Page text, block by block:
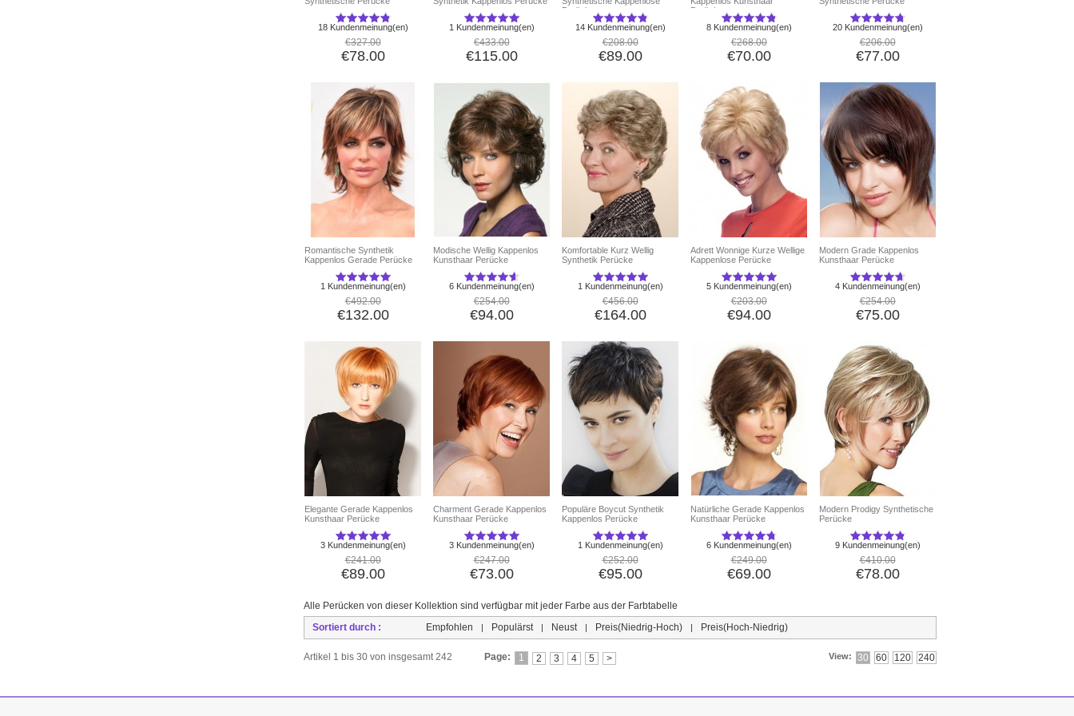
18 Kundenmeinung(en)
€327.00
€78.00
1 Kundenmeinung(en)
€433.00
€115.00
Perücke
14 Kundenmeinung(en)
€208.00
€89.00
Perücke
8 Kundenmeinung(en)
€268.00
€70.00
20 Kundenmeinung(en)
€206.00
€77.00
Romantische Synthetik
Kappenlos Gerade Perücke
1 Kundenmeinung(en)
€492.00
€132.00
Modische Wellig Kappenlos
Kunsthaar Perücke
6 Kundenmeinung(en)
€254.00
€94.00
Komfortable Kurz Wellig
Synthetik Perücke
1 Kundenmeinung(en)
€456.00
€164.00
Adrett Wonnige Kurze Wellige
Kappenlose Perücke
5 Kundenmeinung(en)
€203.00
€94.00
Modern Grade Kappenlos
Kunsthaar Perücke
4 Kundenmeinung(en)
€254.00
€75.00
Elegante Gerade Kappenlos
Kunsthaar Perücke
3 Kundenmeinung(en)
€241.00
€89.00
Charment Gerade Kappenlos
Kunsthaar Perücke
3 Kundenmeinung(en)
€247.00
€73.00
Populäre Boycut Synthetik
Kappenlos Perücke
1 Kundenmeinung(en)
€252.00
€95.00
Natürliche Gerade Kappenlos
Kunsthaar Perücke
6 Kundenmeinung(en)
€249.00
€69.00
Modern Prodigy Synthetische
Perücke
9 Kundenmeinung(en)
€410.00
€78.00
Alle Perücken von dieser Kollektion sind verfügbar mit jeder Farbe aus der Farbtabelle
Sortiert durch :
Empfohlen | Populärst | Neust | Preis(Niedrig-Hoch) | Preis(Hoch-Niedrig)
Artikel 1 bis 30 von insgesamt 242 Page: 1 2 3 4 5 > View: 30 60 120 240